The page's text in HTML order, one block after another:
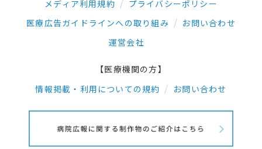
メディア利用規約
プライバシーポリシー
医療広告ガイドラインへの取り組み
お問い合わせ
運営会社
【医療機関の方】
情報掲載・利用についての規約
お問い合わせ